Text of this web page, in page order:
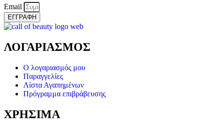
Email
ΕΓΓΡΑΦΗ
ΛΟΓΑΡΙΑΣΜΟΣ
Ο λογαριασμός μου
Παραγγελίες
Λίστα Αγαπημένων
Πρόγραμμα επιβράβευσης
ΧΡΗΣΙΜΑ